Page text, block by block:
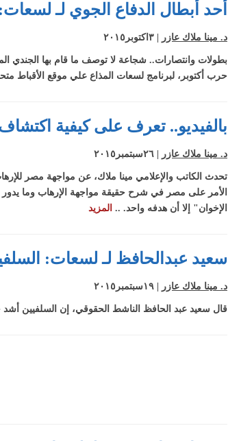
أحد أبطال الدفاع الجوي لـ
د. مينا ملاك عازر
حرب أكتوبر، لبرنامج لسعات المذاع علي موقع الأقباط
بالفيديو.. تعرف على كيفية
د. مينا ملاك عازر
تحدث الكاتب والإعلامي مينا ملاك، عن مواجهة مصر
الأمر على مصر في شرح حقيقة مواجهة الإرهاب وما يدور
الإخوان" إلا أن هدفه واحد. .. المزيد
سعيد عبدالحافظ لـ لسعات:
د. مينا ملاك عازر
قال سعيد عبد الحافظ الناشط الحقوقي، إن السلفيين أشد خبثاً من الإخوان، وخطابهم